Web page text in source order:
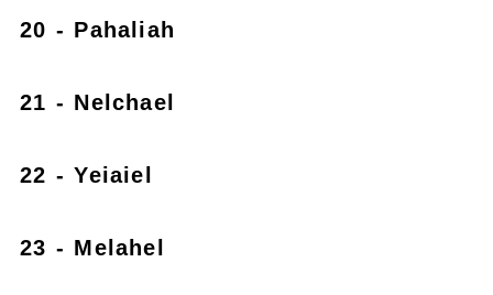
20 - Pahaliah
21 - Nelchael
22 - Yeiaiel
23 - Melahel